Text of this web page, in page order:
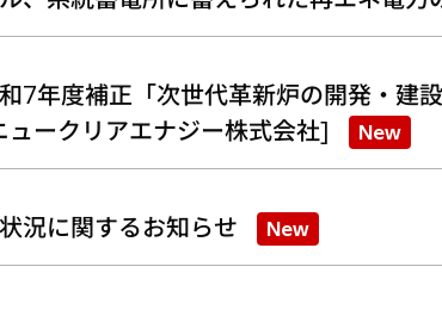
7年度補正「次世代革新炉の開発・建
ュークリアエナジー株式会社]
New
況に関するお知らせ New